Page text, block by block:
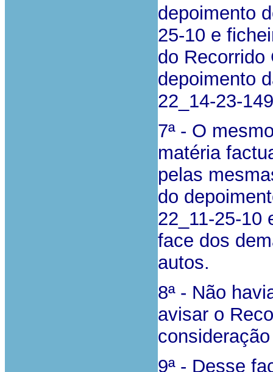
depoimento
25-10 e
do Recorrido
depoimento
22_14-23-
7ª - O
matéria
pelas
do
22_11-25-10
face dos
autos.
8ª - Não
avisar o
9ª - Desse